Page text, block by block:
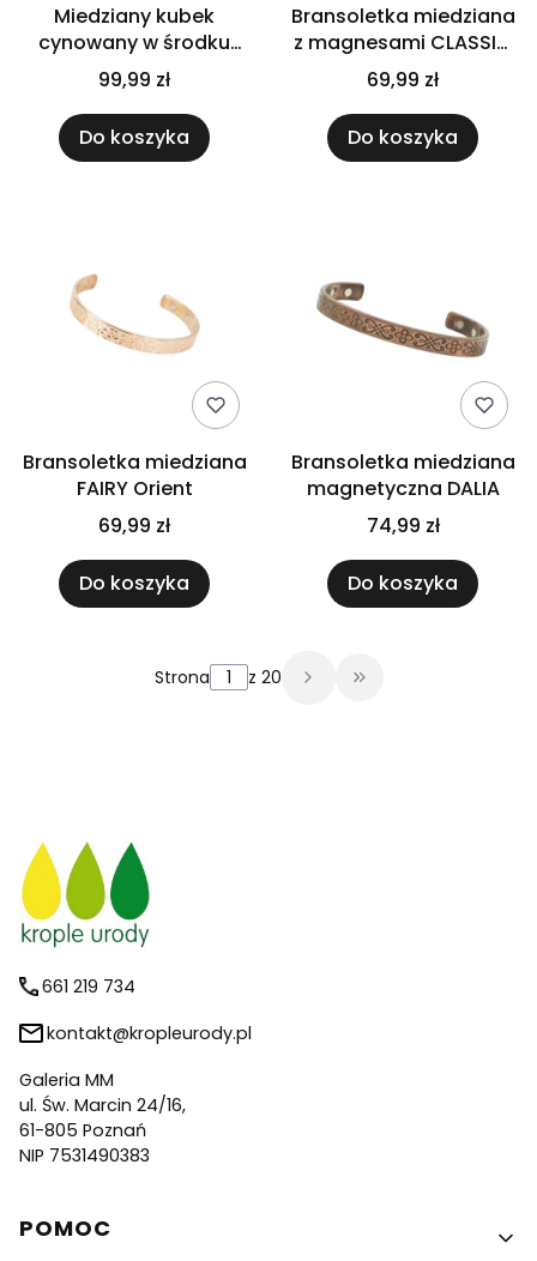
Miedziany kubek
cynowany w środku
500 ml
99,99 zł
Do koszyka
Bransoletka miedziana
z magnesami CLASSIC
Orient
69,99 zł
Do koszyka
Bransoletka miedziana
FAIRY Orient
69,99 zł
Do koszyka
Bransoletka miedziana
magnetyczna DALIA
74,99 zł
Do koszyka
Strona z 20 Przejdź do
661 219 734
kontakt@kropleurody.pl
Galeria MM
ul. Św. Marcin 24/16,
61-805 Poznań
NIP 7531490383
Linki w stopce
POMOC